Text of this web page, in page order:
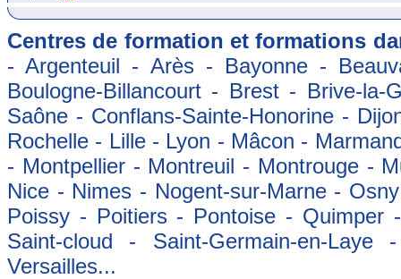
Centres de formation et formations
- Argenteuil - Arès - Bayonne -
Boulogne-Billancourt - Brest - Brive-
Saône - Conflans-Sainte-Honorine -
Rochelle - Lille - Lyon - Mâcon -
- Montpellier - Montreuil - Montrouge -
Nice - Nimes - Nogent-sur-Marne -
Poissy - Poitiers - Pontoise -
Saint-cloud - Saint-Germain-en-
Versailles...